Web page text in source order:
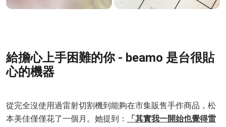
給擔心上手困難的你 - beamo 是台很貼
心的機器
從完全沒使用過雷射切割機到能夠在市集販售手作商品，松
本美佳僅僅花了一個月。她提到：
「其實我一開始也覺得雷